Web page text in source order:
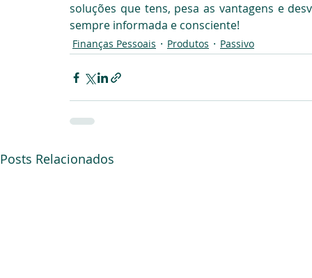
soluções que tens, pesa as vantagens e
sempre informada e consciente!
Finanças Pessoais Produtos Passivo
Posts Relacionados